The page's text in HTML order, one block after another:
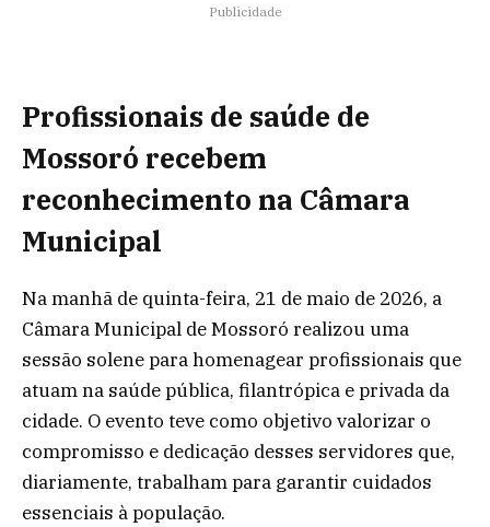
Publicidade
Profissionais de saúde de
Mossoró recebem
reconhecimento na Câmara
Municipal
Na manhã de quinta-feira, 21 de maio de 2026, a
Câmara Municipal de Mossoró realizou uma
sessão solene para homenagear profissionais que
atuam na saúde pública, filantrópica e privada da
cidade. O evento teve como objetivo valorizar o
compromisso e dedicação desses servidores que,
diariamente, trabalham para garantir cuidados
essenciais à população.